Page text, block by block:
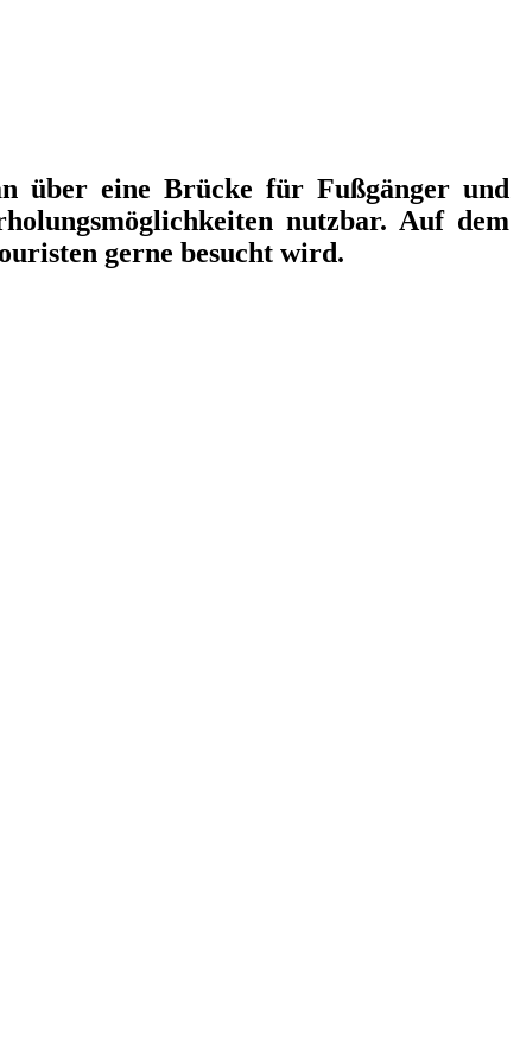
über eine Brücke für Fußgänger und
nutzbar. Auf dem
gerne besucht wird.